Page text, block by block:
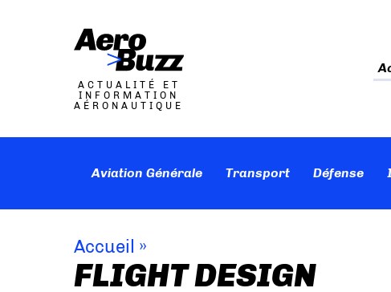
ACTUALITÉ ET
INFORMATION
AÉRONAUTIQUE
Aviation Générale Transport Défense
Accueil »
FLIGHT DESIGN